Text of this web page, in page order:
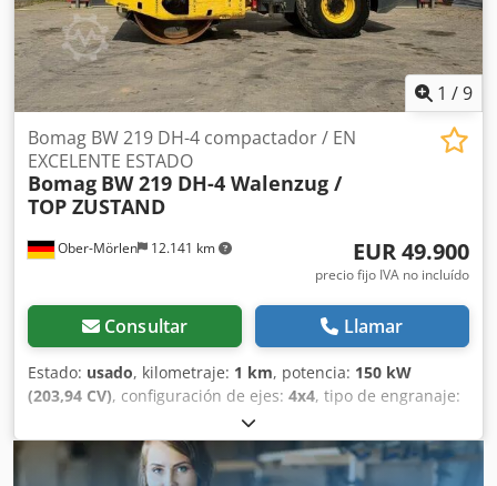
1 /9
Ober-Mörlen 12.141 km
Bomag BW 219 DH-4 compactador / EN
EXCELENTE ESTADO
Bomag BW 219 DH-4 Walenzug /
TOP ZUSTAND
EUR 49.900
precio fijo IVA no incluído
Consultar Llamar
Estado: usado, kilometraje: 1 km, potencia: 150 kW
(203,94 CV), configuración de ejes: 4x4, tipo de engranaje:
, Año de fabricación:
19.200 kg Carga útil: 1.730 kg Peso máximo autorizado:
20.930 kg Para obtener más información, póngase en